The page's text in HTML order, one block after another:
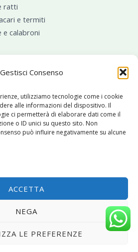
Gestisci Consenso
utilizziamo tecnologie come i cookie
alle informazioni del dispositivo. Il
ci permetterà di elaborare dati come il
o ID unici su questo sito. Non
può influire negativamente su alcune
ACCETTA
NEGA
LE PREFERENZE
ratti
e termiti
e calabroni
Group Srls |
|Sito web
Policy| Cookie Policy